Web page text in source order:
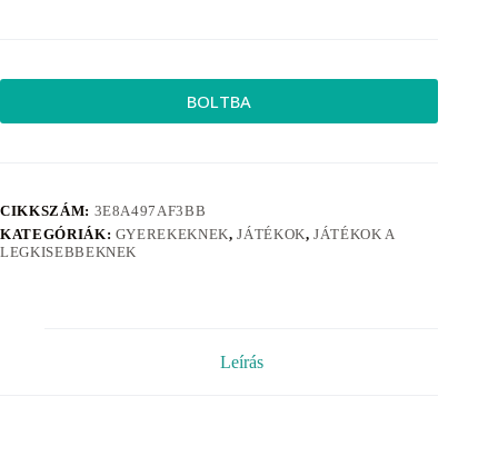
BOLTBA
CIKKSZÁM: 3E8A497AF3BB
KATEGÓRIÁK: GYEREKEKNEK,JÁTÉKOK,JÁTÉKOK A
LEGKISEBBEKNEK
Leírás